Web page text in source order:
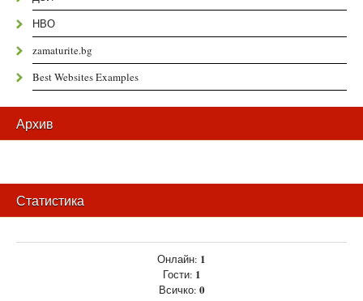
НВО
zamaturite.bg
Best Websites Examples
Архив
Статистика
Онлайн: 1
Гости: 1
Всичко: 0